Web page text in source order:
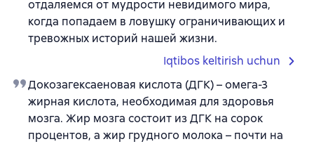
отдаляемся от мудрости невидимого мира,
когда попадаем в ловушку ограничивающих и
тревожных историй нашей жизни.
Iqtibos keltirish uchun
Докозагексаеновая кислота (ДГК) – омега-3
жирная кислота, необходимая для здоровья
мозга. Жир мозга состоит из ДГК на сорок
процентов, а жир грудного молока – почти на